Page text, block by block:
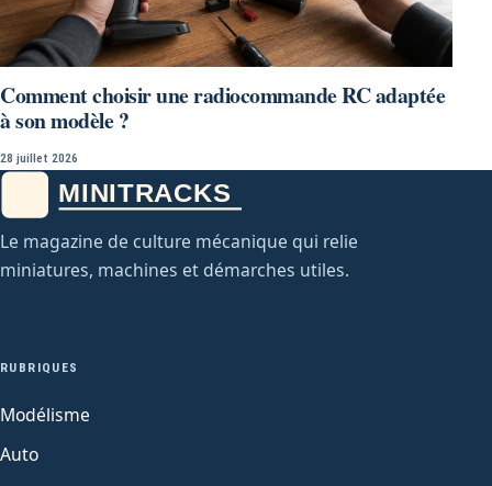
Comment choisir une radiocommande RC adaptée
à son modèle ?
28 juillet 2026
Le magazine de culture mécanique qui relie
miniatures, machines et démarches utiles.
RUBRIQUES
Modélisme
Auto